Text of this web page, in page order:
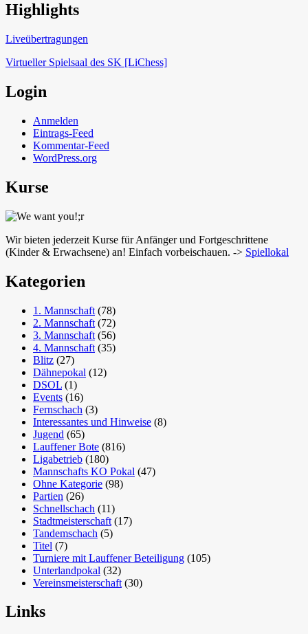
Schach in Lauffen
Highlights
Liveübertragungen
Virtueller Spielsaal des SK [LiChess]
Login
Anmelden
Eintrags-Feed
Kommentar-Feed
WordPress.org
Kurse
Wir bieten jederzeit Kurse für Anfänger und Fortgeschrittene
(Kinder & Erwachsene) an! Einfach vorbeischauen. -> Spiellokal
Kategorien
1. Mannschaft (78)
2. Mannschaft (72)
3. Mannschaft (56)
4. Mannschaft (35)
Blitz (27)
Dähnepokal (12)
DSOL (1)
Events (16)
Fernschach (3)
Interessantes und Hinweise (8)
Jugend (65)
Lauffener Bote (816)
Ligabetrieb (180)
Mannschafts KO Pokal (47)
Ohne Kategorie (98)
Partien (26)
Schnellschach (11)
Stadtmeisterschaft (17)
Tandemschach (5)
Titel (7)
Turniere mit Lauffener Beteiligung (105)
Unterlandpokal (32)
Vereinsmeisterschaft (30)
Links